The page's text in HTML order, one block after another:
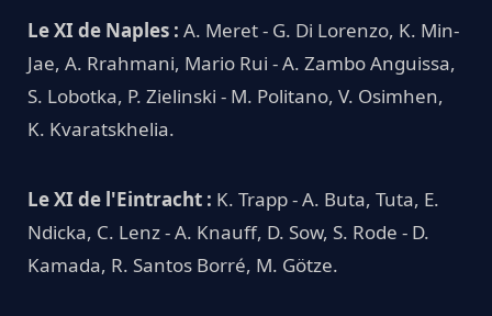
Le XI de Naples : A. Meret - G. Di Lorenzo, K. Min-
Jae, A. Rrahmani, Mario Rui - A. Zambo Anguissa,
S. Lobotka, P. Zielinski - M. Politano, V. Osimhen,
K. Kvaratskhelia.
Le XI de l'Eintracht : K. Trapp - A. Buta, Tuta, E.
Ndicka, C. Lenz - A. Knauff, D. Sow, S. Rode - D.
Kamada, R. Santos Borré, M. Götze.